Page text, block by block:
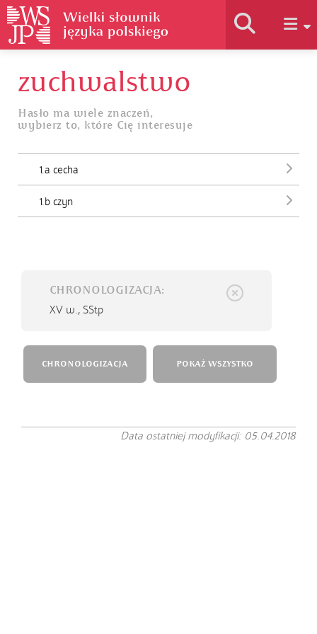
Historia słownika
Jak korzystać
zuchwalstwo
Hasło ma wiele znaczeń,
wybierz to, które Cię interesuje
1.a cecha
1.b czyn
CHRONOLOGIZACJA:
XV w., SStp
CHRONOLOGIZACJA POKAŻ WSZYSTKO
Data ostatniej modyfikacji: 05.04.2018